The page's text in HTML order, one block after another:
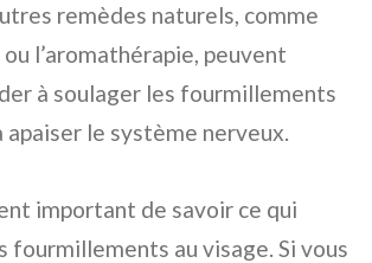
remèdes naturels, comme
l’aromathérapie, peuvent
à soulager les fourmillements
apaiser le système nerveux.
important de savoir ce qui
fourmillements au visage. Si vous